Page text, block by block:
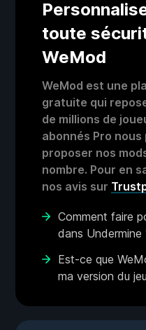
toute
WeMod
WeMod est une
gratuite qui
de millions de
abonnés Pro
proposer nos
nombre. Pour en
nos avis sur
Comment faire
dans Undermine
Est-ce que
ma version du